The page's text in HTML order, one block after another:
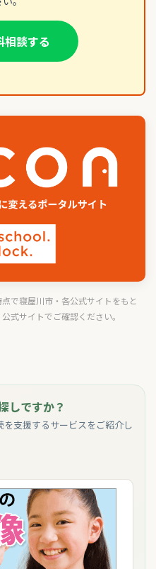
相談する
で寝屋川市・各公式サイトをもと
式サイトでご確認ください。
しですか？
支援するサービスをご紹介し